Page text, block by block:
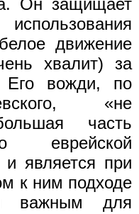
движение
хвалит) за
Его вожди, по
«не
часть
еврейской
и является при
к ним подходе
важным для